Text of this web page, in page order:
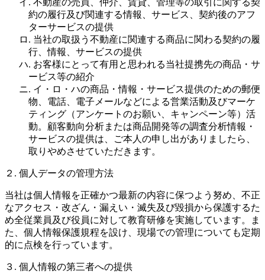
約の履行及び関連する情報、サービス、契約後のアフ
ターサービスの提供
ロ. 当社の取扱う不動産に関連する商品に関わる契約の履
行、情報、サービスの提供
ハ. お客様にとって有用と思われる当社提携先の商品・サ
ービス等の紹介
ニ. イ・ロ・ハの商品・情報・サービス提供のための郵便
物、電話、電子メールなどによる営業活動及びマーケ
ティング（アンケートのお願い、キャンペーン等）活
動。顧客動向分析または商品開発等の調査分析情報・
サービスの提供は、ご本人の申し出がありましたら、
取りやめさせていただきます。
２. 個人データの管理方法
当社は個人情報を正確かつ最新の内容に保つよう努め、不正
なアクセス・改ざん・漏えい・滅失及び毀損から保護するた
め全従業員及び役員に対して教育研修を実施しています。ま
た、個人情報保護規程を設け、現場での管理についても定期
的に点検を行っています。
３. 個人情報の第三者への提供